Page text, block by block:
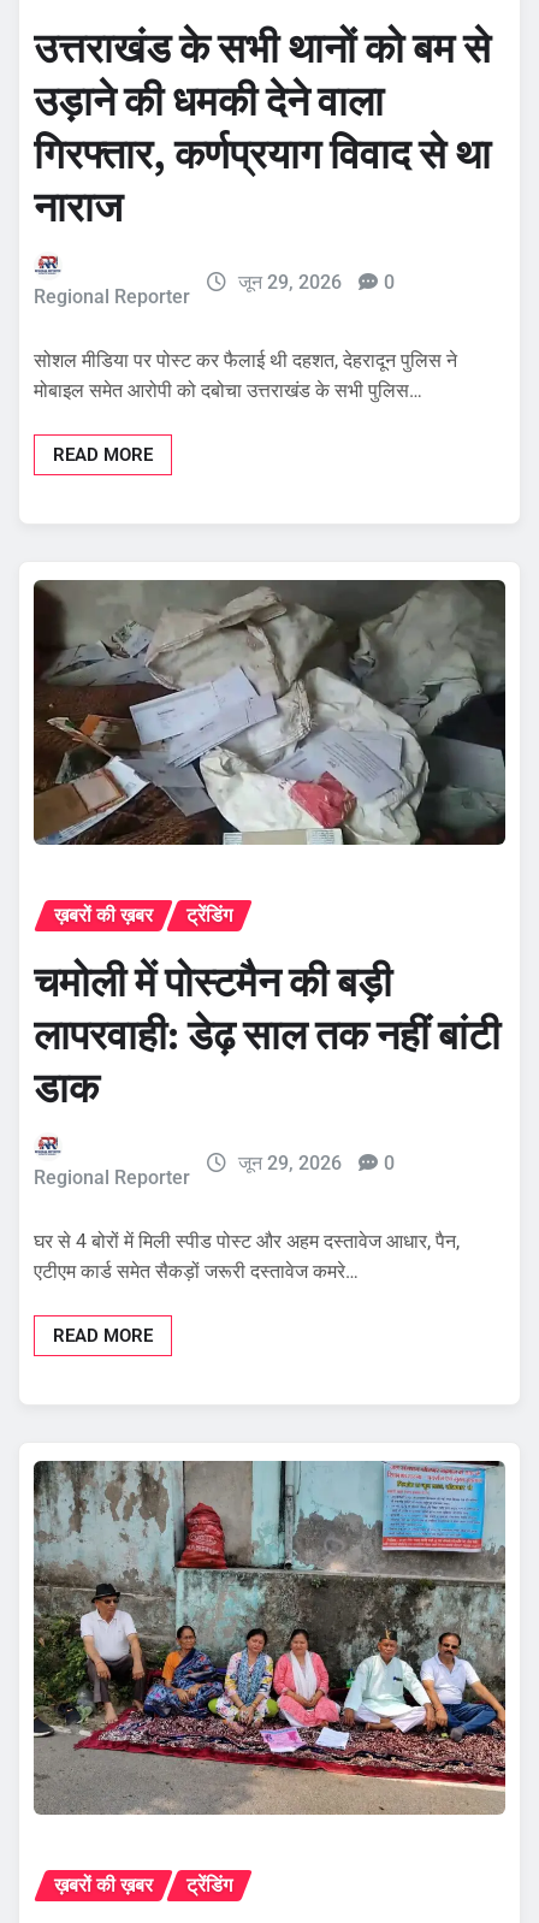
उत्तराखंड के सभी थानों को बम से
उड़ाने की धमकी देने वाला
गिरफ्तार, कर्णप्रयाग विवाद से था
नाराज
Regional Reporter
जून 29, 2026 0
सोशल मीडिया पर पोस्ट कर फैलाई थी दहशत, देहरादून पुलिस ने
मोबाइल समेत आरोपी को दबोचा उत्तराखंड के सभी पुलिस…
READ MORE
ख़बरों की ख़बर ट्रेंडिंग
चमोली में पोस्टमैन की बड़ी
लापरवाही: डेढ़ साल तक नहीं बांटी
डाक
Regional Reporter
जून 29, 2026 0
घर से 4 बोरों में मिली स्पीड पोस्ट और अहम दस्तावेज आधार, पैन,
एटीएम कार्ड समेत सैकड़ों जरूरी दस्तावेज कमरे…
READ MORE
ख़बरों की ख़बर ट्रेंडिंग